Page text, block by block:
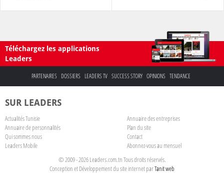
Téléchargez les applications
Leaders
PARTENAIRES DOSSIERS LEADERS TV SUCCESS STORY OPINIONS TENDANCE
SUR LEADERS
Actualités Tunisie
Annuaire des entreprises
Annuaire de personnalités
Plan du site
Qui sommes nous
Contact
Leaders Mobile
Abonnez-vous au mensuel
© 2009 - 2026 Leaders.com.tn Tous droits réservés.
Conception et Développement du site internet parTanit web